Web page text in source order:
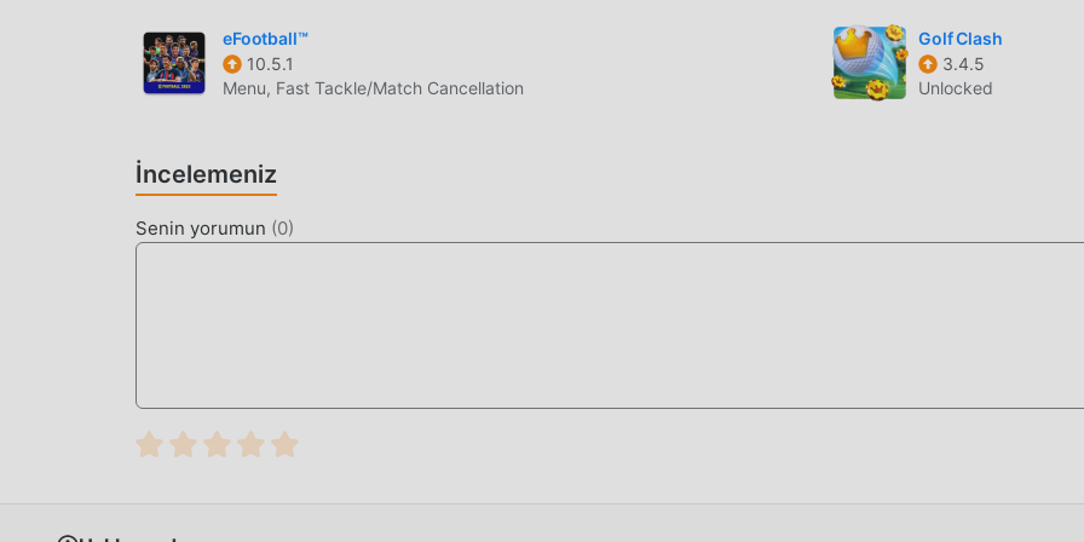
eFootball™
10.5.1
Menu, Fast Tackle/Match Cancellation
Golf Clash
3.4.5
Unlocked
İncelemeniz
Senin yorumun (0)